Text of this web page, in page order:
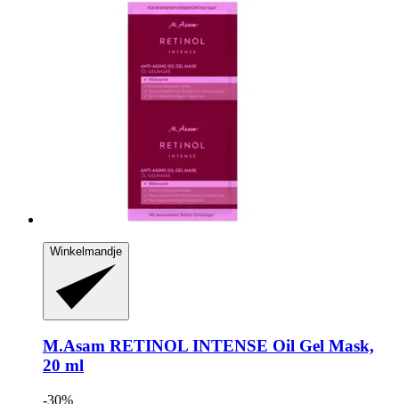
Winkelmandje
M.Asam RETINOL INTENSE Oil Gel Mask,
20 ml
-30%